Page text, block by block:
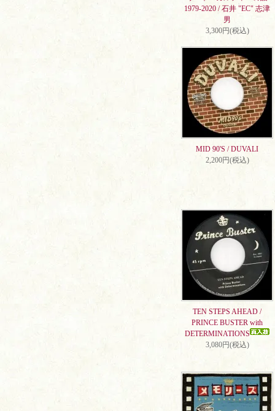
1979-2020 / 石井 "EC" 志津
男
3,300円(税込)
MID 90'S / DUVALI
2,200円(税込)
TEN STEPS AHEAD /
PRINCE BUSTER with
DETERMINATIONS
3,080円(税込)